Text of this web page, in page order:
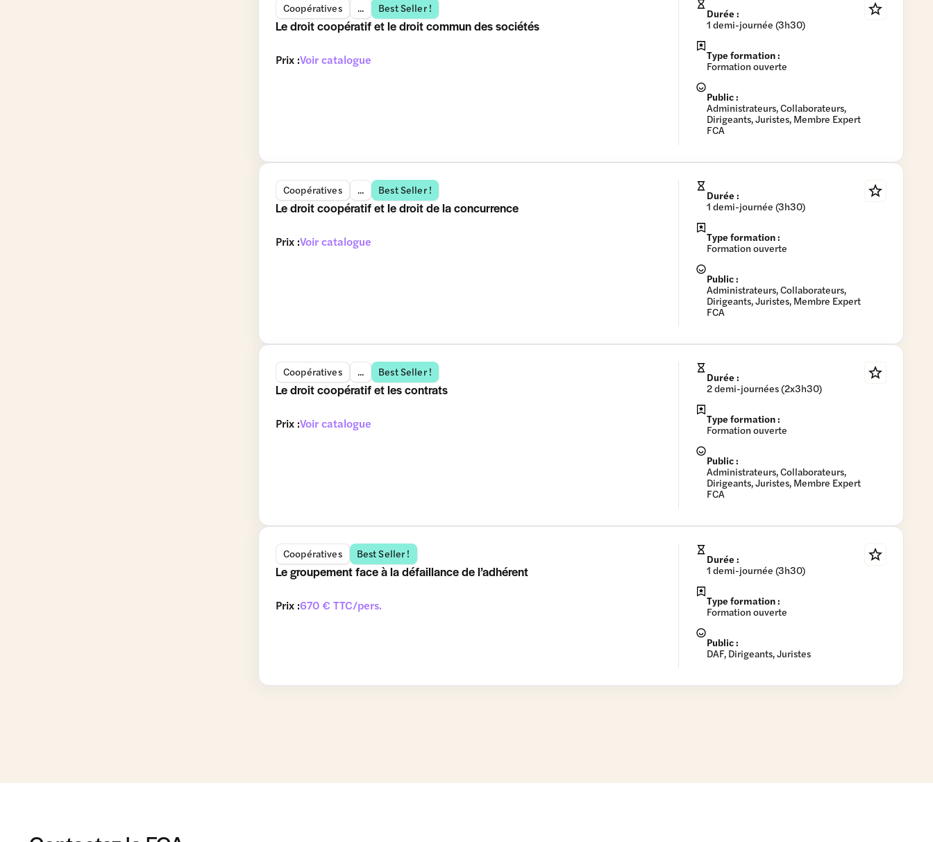
Coopératives ... Best Seller !
Le droit coopératif et le droit commun des sociétés
Prix :Voir catalogue
Durée :
1 demi-journée (3h30)
Type formation :
Formation ouverte
Public :
Administrateurs, Collaborateurs,
Dirigeants, Juristes, Membre Expert
FCA
Coopératives ... Best Seller !
Le droit coopératif et le droit de la concurrence
Prix :Voir catalogue
Durée :
1 demi-journée (3h30)
Type formation :
Formation ouverte
Public :
Administrateurs, Collaborateurs,
Dirigeants, Juristes, Membre Expert
FCA
Coopératives ... Best Seller !
Le droit coopératif et les contrats
Prix :Voir catalogue
Durée :
2 demi-journées (2x3h30)
Type formation :
Formation ouverte
Public :
Administrateurs, Collaborateurs,
Dirigeants, Juristes, Membre Expert
FCA
Coopératives Best Seller !
Le groupement face à la défaillance de l’adhérent
Prix :670 € TTC/pers.
Durée :
1 demi-journée (3h30)
Type formation :
Formation ouverte
Public :
DAF, Dirigeants, Juristes